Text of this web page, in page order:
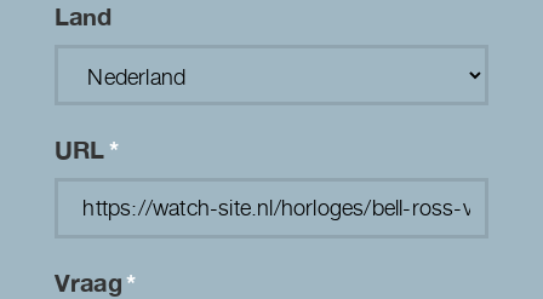
Land
URL*
Vraag*